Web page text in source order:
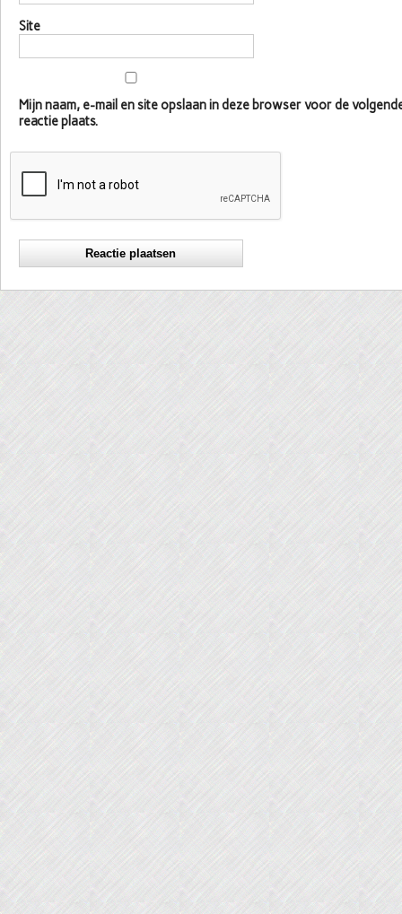
Site
Mijn naam, e-mail en site opslaan in deze browser voor de
reactie plaats.